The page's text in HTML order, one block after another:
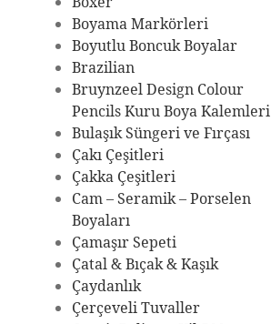
Boyama Markörleri
Boyutlu Boncuk Boyalar
Brazilian
Bruynzeel Design Colour
Pencils Kuru Boya Kalemleri
Bulaşık Süngeri ve Fırçası
Çakı Çeşitleri
Çakka Çeşitleri
Cam – Seramik – Porselen
Boyaları
Çamaşır Sepeti
Çatal & Bıçak & Kaşık
Çaydanlık
Çerçeveli Tuvaller